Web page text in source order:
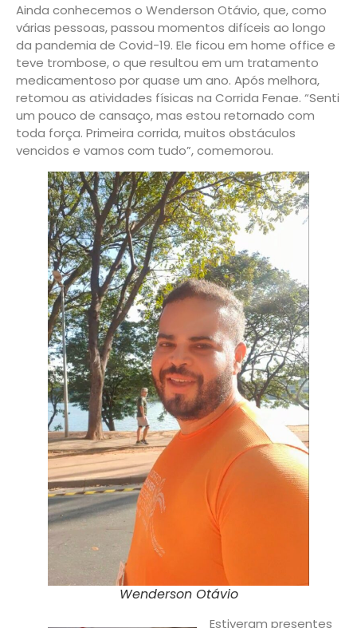
Ainda conhecemos o Wenderson Otávio, que, como
várias pessoas, passou momentos difíceis ao longo
da pandemia de Covid-19. Ele ficou em home office e
teve trombose, o que resultou em um tratamento
medicamentoso por quase um ano. Após melhora,
retomou as atividades físicas na Corrida Fenae. “Senti
um pouco de cansaço, mas estou retornado com
toda força. Primeira corrida, muitos obstáculos
vencidos e vamos com tudo”, comemorou.
Wenderson Otávio
Estiveram presentes